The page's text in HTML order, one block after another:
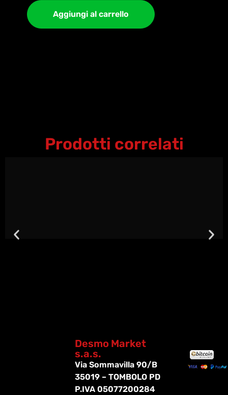
Aggiungi al carrello
Prodotti correlati
Desmo Market
s.a.s.
Via Sommavilla 90/B
35019 – TOMBOLO PD
P.IVA 05077200284